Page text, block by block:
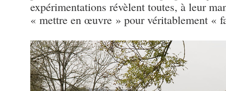
expérimentations révèlent toutes, à leur
« mettre en œuvre » pour véritablement «